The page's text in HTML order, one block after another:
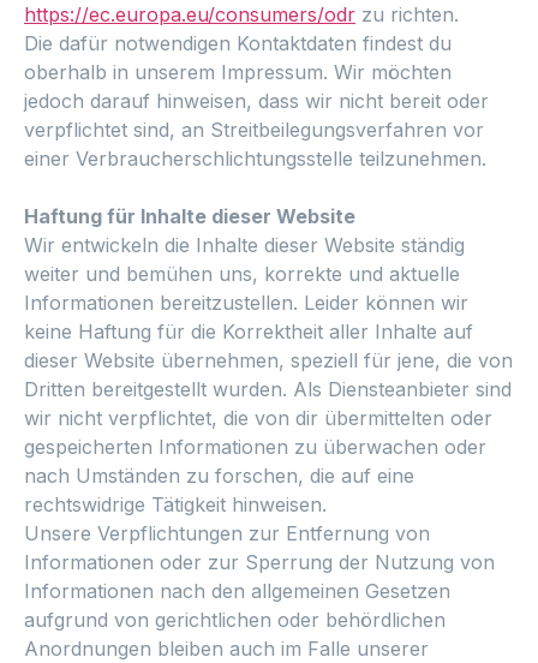
https://ec.europa.eu/consumers/odr zu richten.
Die dafür notwendigen Kontaktdaten findest du
oberhalb in unserem Impressum. Wir möchten
jedoch darauf hinweisen, dass wir nicht bereit oder
verpflichtet sind, an Streitbeilegungsverfahren vor
einer Verbraucherschlichtungsstelle teilzunehmen.
Haftung für Inhalte dieser Website
Wir entwickeln die Inhalte dieser Website ständig
weiter und bemühen uns, korrekte und aktuelle
Informationen bereitzustellen. Leider können wir
keine Haftung für die Korrektheit aller Inhalte auf
dieser Website übernehmen, speziell für jene, die von
Dritten bereitgestellt wurden. Als Diensteanbieter sind
wir nicht verpflichtet, die von dir übermittelten oder
gespeicherten Informationen zu überwachen oder
nach Umständen zu forschen, die auf eine
rechtswidrige Tätigkeit hinweisen.
Unsere Verpflichtungen zur Entfernung von
Informationen oder zur Sperrung der Nutzung von
Informationen nach den allgemeinen Gesetzen
aufgrund von gerichtlichen oder behördlichen
Anordnungen bleiben auch im Falle unserer